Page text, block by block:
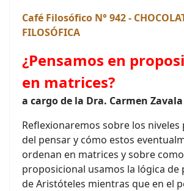
Café Filosófico N° 942 -
FILOSÓFICA
¿Pensamos en
en matrices?
a cargo de la Dra. Carmen Zavala
Reflexionaremos sobre los
del pensar y cómo estos
ordenan en matrices y sobre
proposicional usamos la lógica de
de Aristóteles mientras que en el